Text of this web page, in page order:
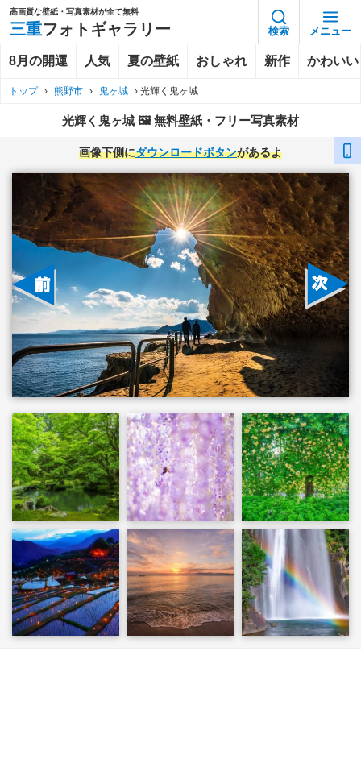
高画質な壁紙・写真素材が全て無料
三重フォトギャラリー 検索 メニュー
8月の開運 人気 夏の壁紙 おしゃれ 新作 かわいい
トップ › 熊野市 › 鬼ヶ城 › 光輝く鬼ヶ城
光輝く鬼ヶ城 🖼️ 無料壁紙・フリー写真素材
画像下側にダウンロードボタンがあるよ